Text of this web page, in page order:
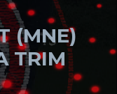
(MNE)
TRIM